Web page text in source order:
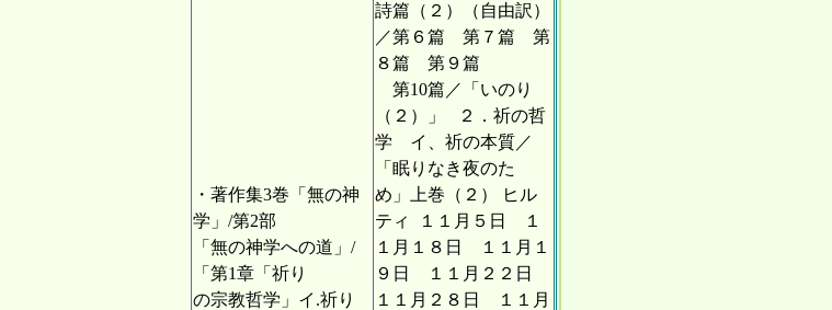
・著作集3巻「無の神
学」/第2部
「無の神学への道」/
「第1章「祈り
の宗教哲学」イ.祈り
詩篇（２）（自由訳）
／第６篇 第７篇 第
８篇 第９篇
第10篇／「いのり
（２）」 ２．祈の哲
学 イ、祈の本質／
「眠りなき夜のた
め」上巻（２） ヒル
ティ １１月５日 １
１月１８日 １１月１
９日 １１月２２日
１１月２８日 １１月